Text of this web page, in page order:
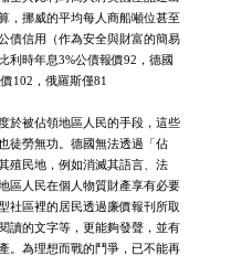
，挪威的平均每人商船噸位甚至
債信用（作為安全與財富的簡易
利時年息3%公債報價92，德國
102，俄羅斯僅81
於被佔領地區人民的手段，這些
徒勞無功。德國無法透過「佔
殖民地，例如消滅其語言、法
區人民在個人物質財產享有必要
社區裡的居民透過廉價報刊所取
讀的文字等，更能夠發聲，並有
。為理想而戰的鬥爭，已不能再